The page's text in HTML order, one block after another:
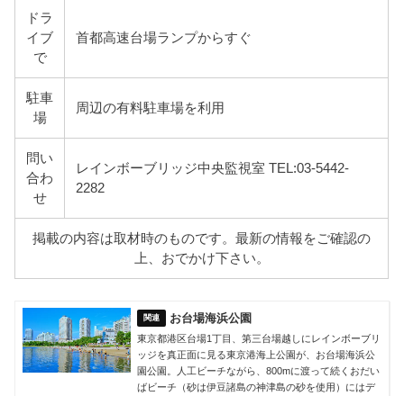
ドラ
イブ
で
首都高速台場ランプからすぐ
駐車
場
周辺の有料駐車場を利用
問い
合わ
せ
レインボーブリッジ中央監視室 TEL:03-5442-
2282
掲載の内容は取材時のものです。最新の情報をご確認の
上、おでかけ下さい。
お台場海浜公園
東京都港区台場1丁目、第三台場越しにレインボーブリ
ッジを真正面に見る東京港海上公園が、お台場海浜公
園公園。人工ビーチながら、800mに渡って続くおだい
ばビーチ（砂は伊豆諸島の神津島の砂を使用）にはデ